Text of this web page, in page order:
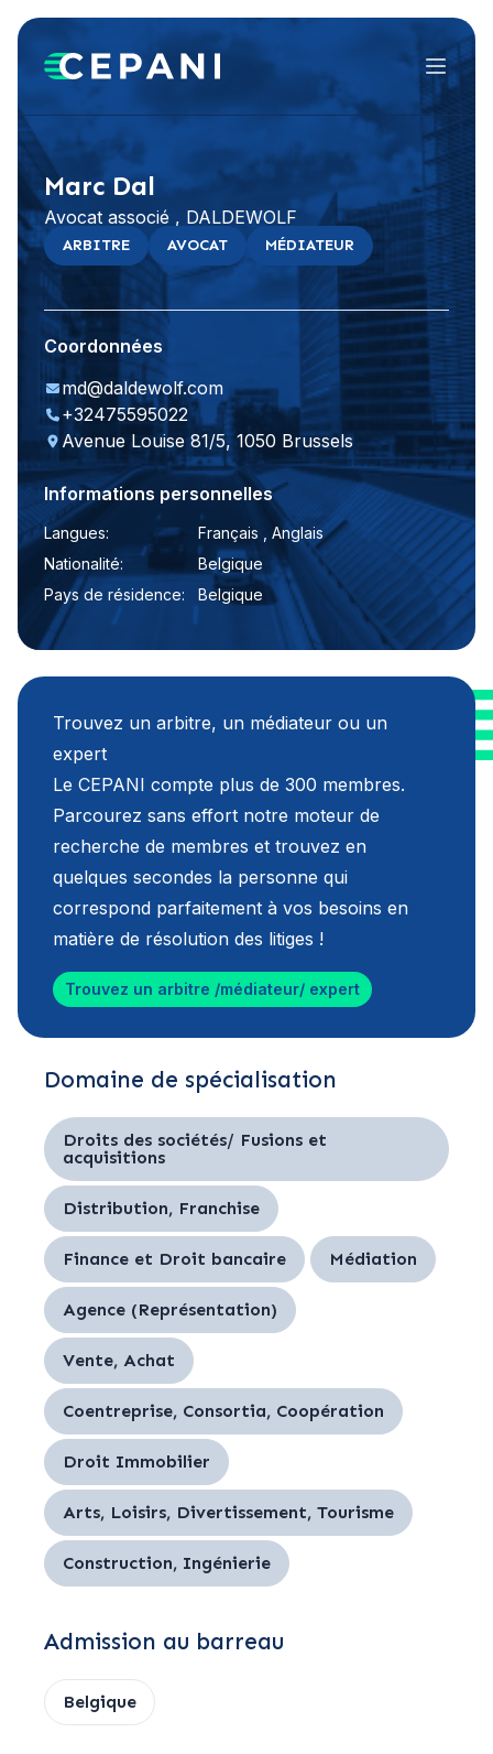
Menu
LinkedIn
Marc Dal
Avocat associé , DALDEWOLF
ARBITRE AVOCAT MÉDIATEUR
Coordonnées
md@daldewolf.com
+32475595022
Avenue Louise 81/5, 1050 Brussels
Informations personnelles
Langues:
Français , Anglais
Nationalité:
Belgique
Pays de résidence:
Belgique
Trouvez un arbitre, un médiateur ou un
expert
Le CEPANI compte plus de 300 membres.
Parcourez sans effort notre moteur de
recherche de membres et trouvez en
quelques secondes la personne qui
correspond parfaitement à vos besoins en
matière de résolution des litiges !
Trouvez un arbitre /médiateur/ expert
Domaine de spécialisation
Droits des sociétés/ Fusions et
acquisitions
Distribution, Franchise
Finance et Droit bancaire Médiation
Agence (Représentation)
Vente, Achat
Coentreprise, Consortia, Coopération
Droit Immobilier
Arts, Loisirs, Divertissement, Tourisme
Construction, Ingénierie
Admission au barreau
Belgique